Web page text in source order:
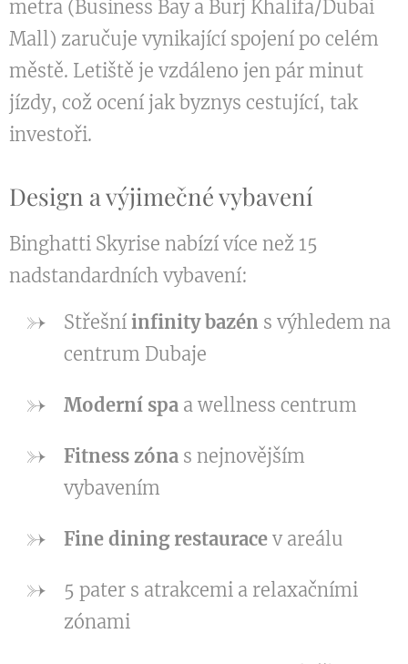
metra (Business Bay a Burj Khalifa/Dubai
Mall) zaručuje vynikající spojení po celém
městě. Letiště je vzdáleno jen pár minut
jízdy, což ocení jak byznys cestující, tak
investoři.
Design a výjimečné vybavení
Binghatti Skyrise nabízí více než 15
nadstandardních vybavení:
Střešní infinity bazén s výhledem na
centrum Dubaje
Moderní spa a wellness centrum
Fitness zóna s nejnovějším
vybavením
Fine dining restaurace v areálu
5 pater s atrakcemi a relaxačními
zónami